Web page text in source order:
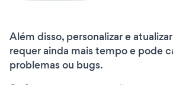
Além disso, personalizar e
requer ainda mais tempo e pode
problemas ou bugs.